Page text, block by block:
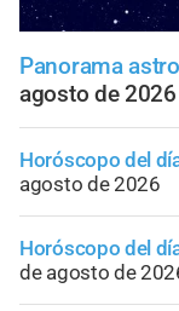
Panorama
agosto de 2026
Horóscopo del
agosto de 2026
Horóscopo del
de agosto de